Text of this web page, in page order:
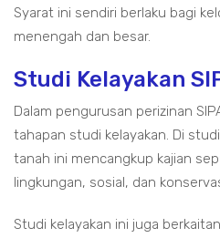
Syarat ini sendiri berlaku bagi
menengah dan besar.
Studi Kelayakan
Dalam pengurusan perizinan
tahapan studi kelayakan. Di
tanah ini mencangkup kajian
lingkungan, sosial, dan
Studi kelayakan ini juga